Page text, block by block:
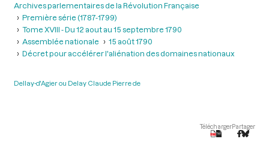
Archives parlementaires de la Révolution Française
Première série (1787-1799)
Tome XVIII - Du 12 aout au 15 septembre 1790
Assemblée nationale
15 août 1790
Décret pour accélérer l'aliénation des domaines nationaux
Dellay-d'Agier ou Delay Claude Pierre de
TéléchargerPartager